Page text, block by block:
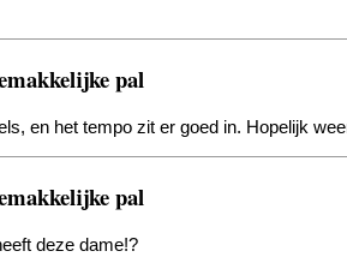
pal
en het tempo zit er goed in. Hopelijk
pal
deze dame!?